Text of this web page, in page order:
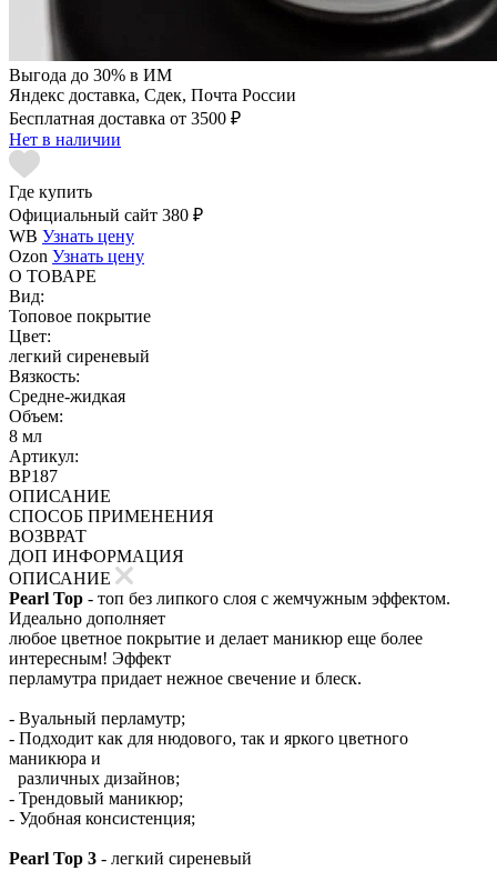
Выгода до 30% в ИМ
Яндекс доставка, Сдек, Почта России
Бесплатная доставка от 3500 ₽
Нет в наличии
Где купить
Официальный сайт 380 ₽
WB Узнать цену
Ozon Узнать цену
О ТОВАРЕ
Вид:
Топовое покрытие
Цвет:
легкий сиреневый
Вязкость:
Средне-жидкая
Объем:
8 мл
Артикул:
BP187
ОПИСАНИЕ
СПОСОБ ПРИМЕНЕНИЯ
ВОЗВРАТ
ДОП ИНФОРМАЦИЯ
ОПИСАНИЕ
Pearl Top - топ без липкого слоя с жемчужным эффектом.
Идеально дополняет
любое цветное покрытие и делает маникюр еще более
интересным! Эффект
перламутра придает нежное свечение и блеск.
- Вуальный перламутр;
- Подходит как для нюдового, так и яркого цветного
маникюра и
различных дизайнов;
- Трендовый маникюр;
- Удобная консистенция;
Pearl Top 3 - легкий сиреневый